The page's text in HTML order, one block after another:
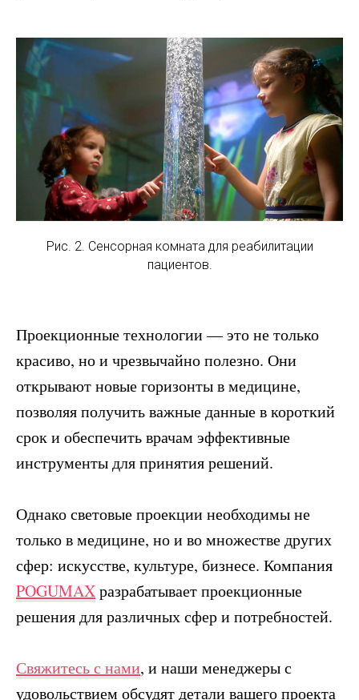
Рис. 2. Сенсорная комната для реабилитации
пациентов.
Проекционные технологии — это не только
красиво, но и чрезвычайно полезно. Они
открывают новые горизонты в медицине,
позволяя получить важные данные в короткий
срок и обеспечить врачам эффективные
инструменты для принятия решений.
Однако световые проекции необходимы не
только в медицине, но и во множестве других
сфер: искусстве, культуре, бизнесе. Компания
POGUMAXразрабатывает проекционные
решения для различных сфер и потребностей.
Свяжитесь с нами, и наши менеджеры с
удовольствием обсудят детали вашего проекта